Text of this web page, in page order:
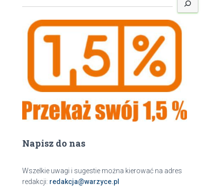
z
Napisz do nas
Wszelkie uwagi i sugestie można kierować na adres
redakcji: redakcja@warzyce.pl